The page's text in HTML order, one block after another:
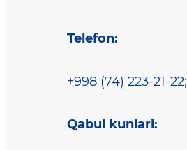
Telefon:
+998 (74) 223-21-22;
Qabul kunlari: